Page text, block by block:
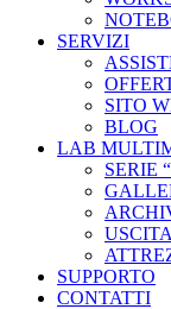
SERVIZI
SITO
BLOG
LAB
SERIE
SUPPORTO
CONTATTI